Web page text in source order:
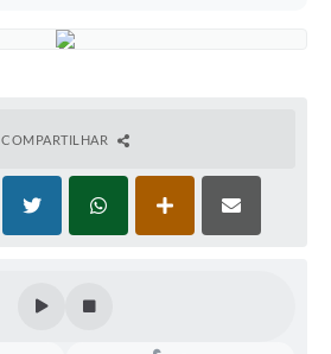
COMPARTILHAR